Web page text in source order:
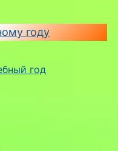
году
год